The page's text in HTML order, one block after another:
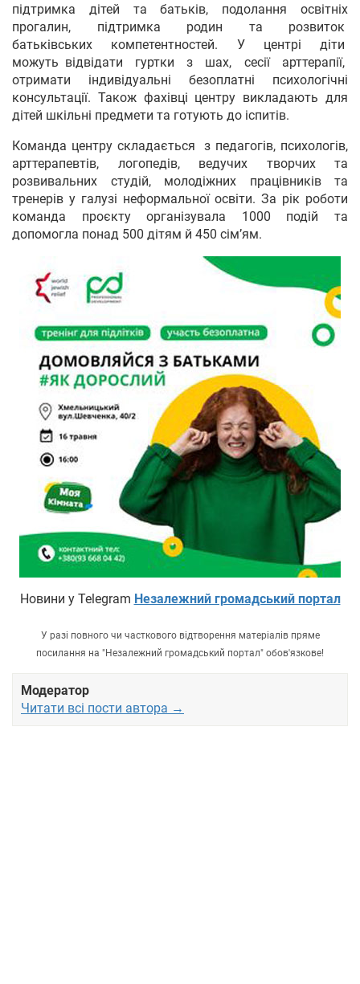
підтримка дітей та батьків, подолання освітніх
прогалин, підтримка родин та розвиток
батьківських компетентностей. У центрі діти
можуть відвідати гуртки з шах, сесії арттерапії,
отримати індивідуальні безоплатні психологічні
консультації. Також фахівці центру викладають для
дітей шкільні предмети та готують до іспитів.
Команда центру складається з педагогів, психологів,
арттерапевтів, логопедів, ведучих творчих та
розвивальних студій, молодіжних працівників та
тренерів у галузі неформальної освіти. За рік роботи
команда проєкту організувала 1000 подій та
допомогла понад 500 дітям й 450 сім’ям.
Новини у Telegram Незалежний громадський портал
У разі повного чи часткового відтворення матеріалів пряме
посилання на "Незалежний громадський портал" обов'язкове!
Модератор
Читати всі пости автора →